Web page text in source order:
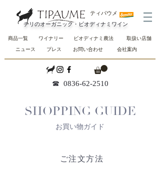
ティパウメ
チリのオーガニック・ビオディナミワイン
商品一覧 ワイナリー ビオディナミ農法
取扱い店舗
ニュース
プレス お問い合わせ 会社案内
☎︎ 0836-62-2510
ご注文方法
SHOPPING GUIDE
お買い物ガイド